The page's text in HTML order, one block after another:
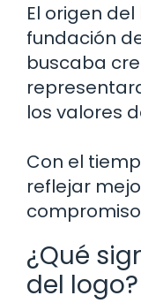
El origen
fundación
buscaba
los valores
Con el
reflejar
¿Qué
del logo?